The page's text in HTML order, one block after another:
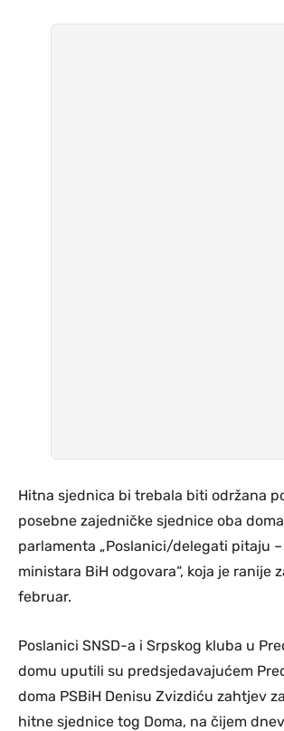
Hitna sjednica bi trebala biti održana
posebne zajedničke sjednice oba
parlamenta „Poslanici/delegati pitaju
ministara BiH odgovara“, koja je ranije
februar.
Poslanici SNSD-a i Srpskog kluba u
domu uputili su predsjedavajućem
doma PSBiH Denisu Zvizdiću zahtjev
hitne sjednice tog Doma, na čijem